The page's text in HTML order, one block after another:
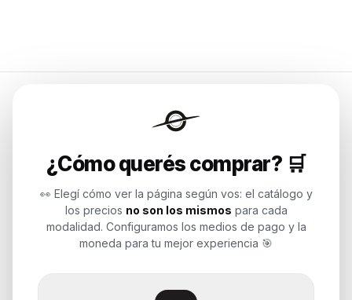
¿Cómo querés comprar? 🛒
👀 Elegí cómo ver la página según vos: el catálogo y
los precios no son los mismos para cada
modalidad. Configuramos los medios de pago y la
moneda para tu mejor experiencia 🎯
Endurances
Soluciones de tecnología para
Potenciamos tu mundo.
Time to work